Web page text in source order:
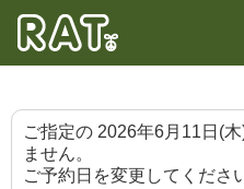
ご指定の 2026年6月11日(
ません。
ご予約日を変更してくださ